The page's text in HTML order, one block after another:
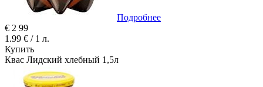
Подробнее
€ 2 99
1.99 € / 1 л.
Купить
Квас Лидский хлебный 1,5л